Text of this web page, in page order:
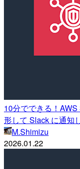
10分でできる！
形して Slack に通知
M.Shimizu
2026.01.22